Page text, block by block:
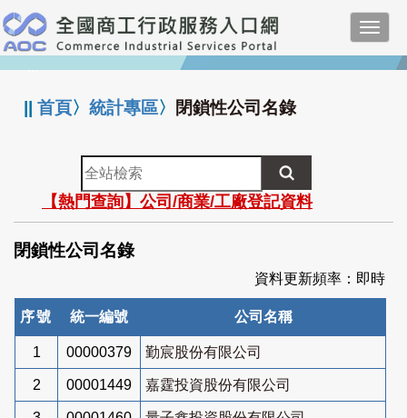
跳
到
主
要
:::
||首頁〉統計專區〉 閉鎖性公司名錄
全
站
檢
索
【熱門查詢】公司/商業/工廠登記資料
閉鎖性公司名錄
資料更新頻率：即時
序號 統一編號 公司名稱
1 00000379 勤宸股份有限公司
2 00001449 嘉霆投資股份有限公司